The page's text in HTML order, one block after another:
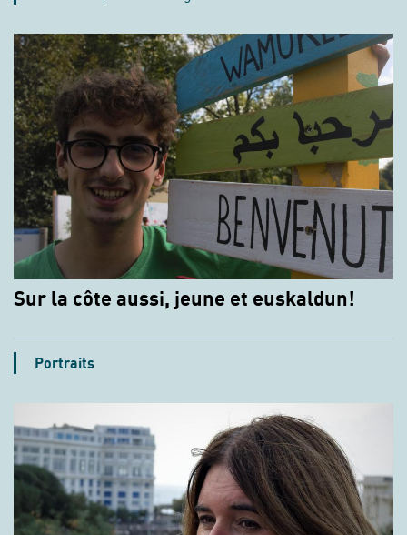
Sur la côte aussi, jeune et euskaldun!
Portraits